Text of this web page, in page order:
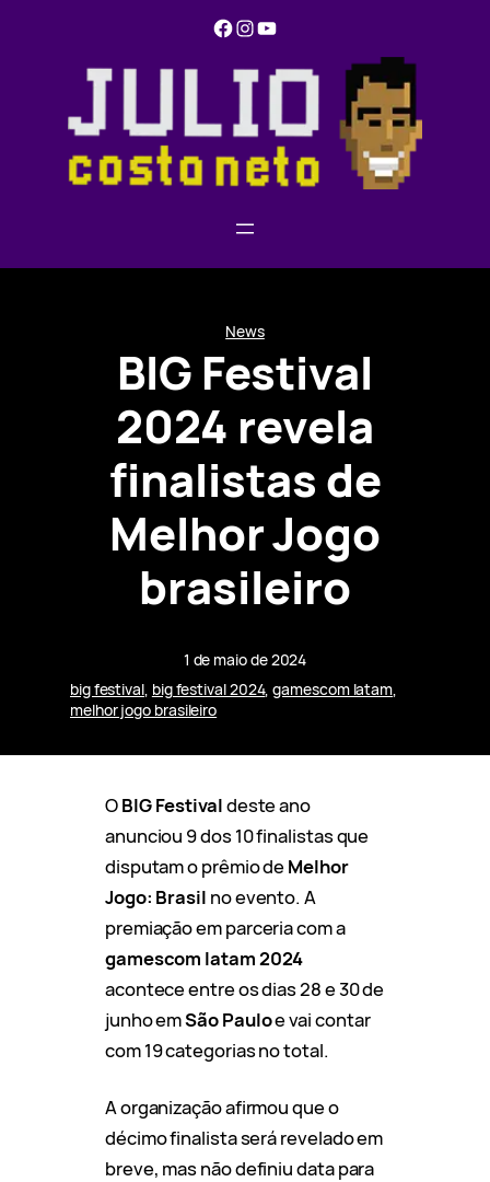
Facebook Instagram YouTube
News
BIG Festival
2024 revela
finalistas de
Melhor Jogo
brasileiro
1 de maio de 2024
big festival, big festival 2024, gamescom latam
melhor jogo brasileiro
OBIG Festivaldeste ano
anunciou 9 dos 10 finalistas que
disputam o prêmio deMelhor
Jogo: Brasil no evento. A
premiação em parceria com a
gamescom latam 2024
acontece entre os dias 28 e 30 de
junho emSão Pauloe vai contar
com 19 categorias no total.
A organização afirmou que o
décimo finalista será revelado em
breve, mas não definiu data para